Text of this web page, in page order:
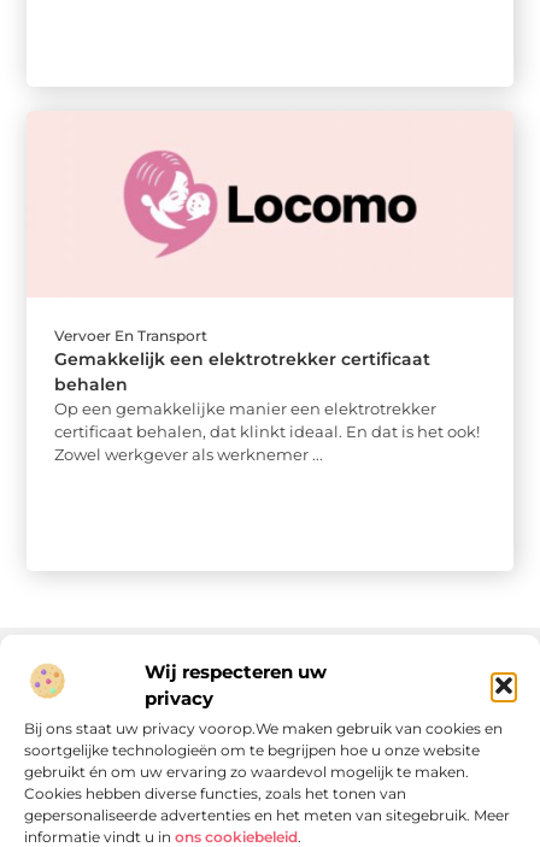
Wij respecteren uw
privacy
Bij ons staat uw privacy voorop.We maken gebruik van cookies en
soortgelijke technologieën om te begrijpen hoe u onze website
gebruikt én om uw ervaring zo waardevol mogelijk te maken.
Cookies hebben diverse functies, zoals het tonen van
gepersonaliseerde advertenties en het meten van sitegebruik. Meer
informatie vindt u in ons cookiebeleid.
Vervoer En Transport
Gemakkelijk een elektrotrekker certificaat
behalen
Op een gemakkelijke manier een elektrotrekker
certificaat behalen, dat klinkt ideaal. En dat is het ook!
Zowel werkgever als werknemer ...
Onze informatie